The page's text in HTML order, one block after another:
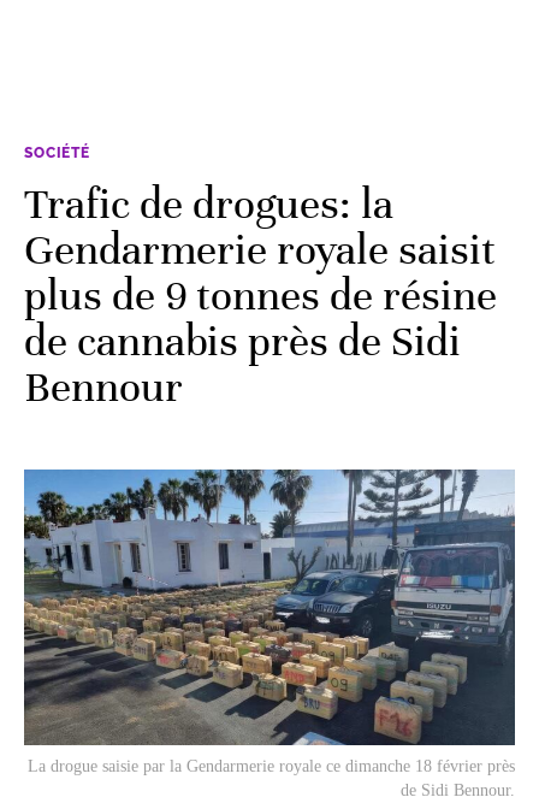
SOCIÉTÉ
Trafic de drogues: la
Gendarmerie royale saisit
plus de 9 tonnes de résine
de cannabis près de Sidi
Bennour
La drogue saisie par la Gendarmerie royale ce dimanche 18 février près
de Sidi Bennour.